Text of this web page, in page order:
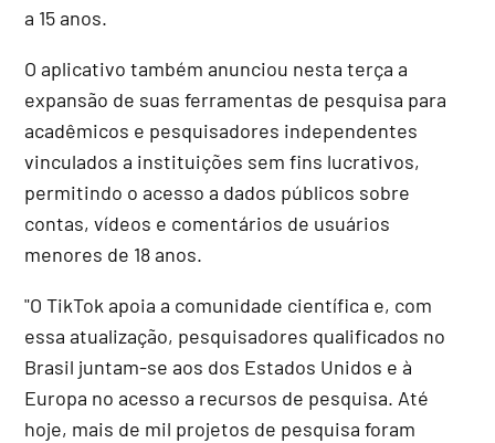
a 15 anos.
O aplicativo também anunciou nesta terça a
expansão de suas ferramentas de pesquisa para
acadêmicos e pesquisadores independentes
vinculados a instituições sem fins lucrativos,
permitindo o acesso a dados públicos sobre
contas, vídeos e comentários de usuários
menores de 18 anos.
"O TikTok apoia a comunidade científica e, com
essa atualização, pesquisadores qualificados no
Brasil juntam-se aos dos Estados Unidos e à
Europa no acesso a recursos de pesquisa. Até
hoje, mais de mil projetos de pesquisa foram